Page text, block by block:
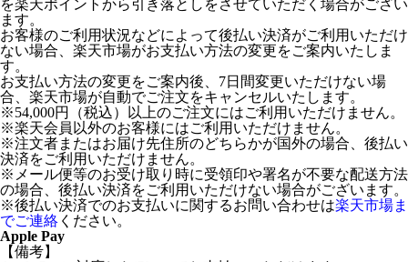
を楽天ポイントから引き落としをさせていただく場合がござい
ます。
お客様のご利用状況などによって後払い決済がご利用いただけ
ない場合、楽天市場がお支払い方法の変更をご案内いたしま
す。
お支払い方法の変更をご案内後、7日間変更いただけない場
合、楽天市場が自動でご注文をキャンセルいたします。
※54,000円（税込）以上のご注文にはご利用いただけません。
※楽天会員以外のお客様にはご利用いただけません。
※注文者またはお届け先住所のどちらかが国外の場合、後払い
決済をご利用いただけません。
※メール便等のお受け取り時に受領印や署名が不要な配送方法
の場合、後払い決済をご利用いただけない場合がございます。
※後払い決済でのお支払いに関するお問い合わせは楽天市場ま
でご連絡 ください。
Apple Pay
【備考】